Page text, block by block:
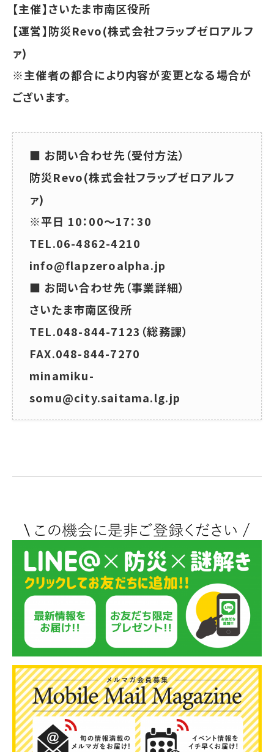
【主催】さいたま市南区役所
【運営】防災Revo(株式会社フラップゼロアルフ
ァ)
※主催者の都合により内容が変更となる場合が
ございます。
■ お問い合わせ先（受付方法）
防災Revo(株式会社フラップゼロアルフ
ァ)
※平日 10：00～17：30
TEL.06-4862-4210
info@flapzeroalpha.jp
■ お問い合わせ先（事業詳細）
さいたま市南区役所
TEL.048-844-7123（総務課）
FAX.048-844-7270
minamiku-
somu@city.saitama.lg.jp